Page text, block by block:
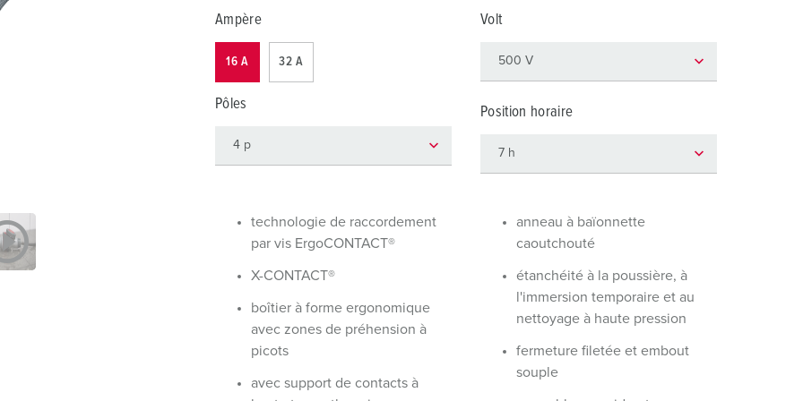
Produits avec extension et produits complémentaires
Connectique pour l‘événementiel
Ampère
16 A 32 A
Pôles
Volt
Position horaire
technologie de raccordement
par vis ErgoCONTACT®
X-CONTACT®
boîtier à forme ergonomique
avec zones de préhension à
picots
avec support de contacts à
anneau à baïonnette
caoutchouté
étanchéité à la poussière, à
l'immersion temporaire et au
nettoyage à haute pression
fermeture filetée et embout
souple